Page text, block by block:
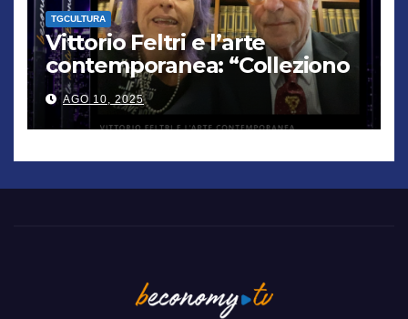
TGCULTURA
Vittorio Feltri e l’arte
contemporanea: “Colleziono
De Chirico. Cattelan? Un
genio”
AGO 10, 2025